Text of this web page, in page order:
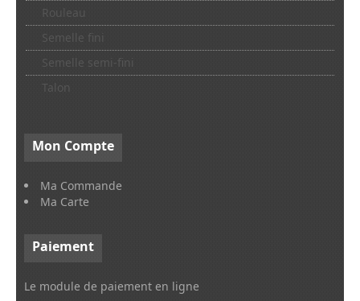
Rouleau
Semelle fini
Semelle semi-fini
Talon
Mon Compte
Ma Commande
Ma Carte
Paiement
Le module de paiement en ligne